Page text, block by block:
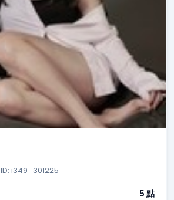
ID: i349_301225
5 點